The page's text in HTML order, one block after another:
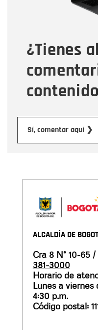
¿Tienes
Sí, comentar aquí ❯
Tipo de
Mensaje
ALCALDÍA DE
Cra 8 N° 10-65 /
381-3000
Horario de
Lunes a viernes
4:30 p.m.
Código postal: